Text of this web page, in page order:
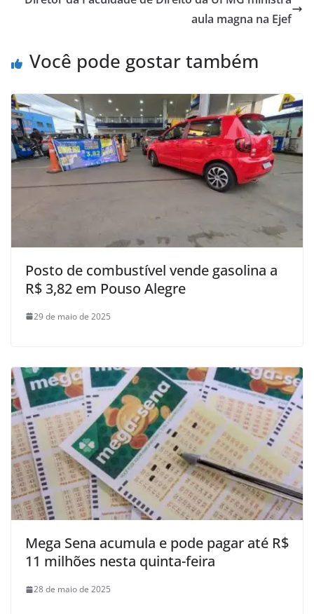
aula magna na Ejef
Você pode gostar também
Posto de combustível vende gasolina a
R$ 3,82 em Pouso Alegre
29 de maio de 2025
Mega Sena acumula e pode pagar até R$
11 milhões nesta quinta-feira
28 de maio de 2025